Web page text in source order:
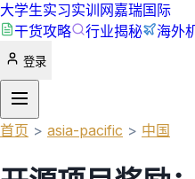
大学生实习实训网嘉瑞国际
干货攻略
行业揭秘 海外
登录
首页 > asia-pacific > 中国